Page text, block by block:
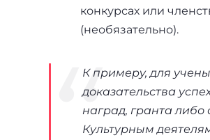
конкурсах или
(необязательно).
К примеру, для
доказательства
наград, гранта либо
Культурным